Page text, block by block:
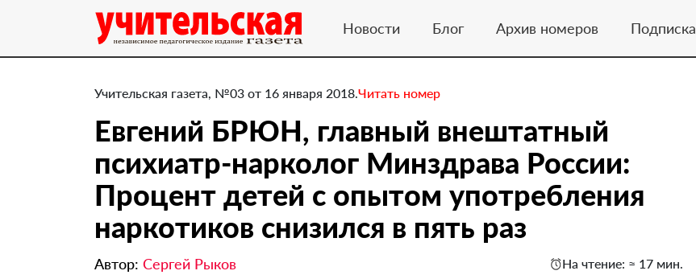
Новости Блог Архив номеров Подписка
Учительская газета, №03 от 16 января 2018.Читать номер
Евгений БРЮН, главный внештатный
психиатр-нарколог Минздрава России:
Процент детей с опытом употребления
наркотиков снизился в пять раз
Автор: Сергей Рыков На чтение: ≈ 17 мин.